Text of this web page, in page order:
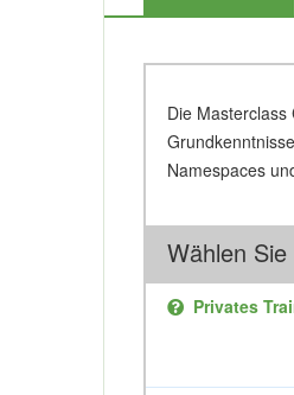
Die
Namespaces
Wählen
Privates